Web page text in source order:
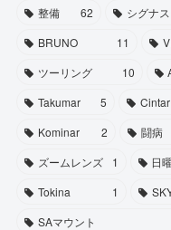
整備 62 シグナス
BRUNO
11
ツーリング
10
Takumar
5 Cintar
Kominar
2 闘病
ズームレンズ
1 日
Tokina
1
SAマウント